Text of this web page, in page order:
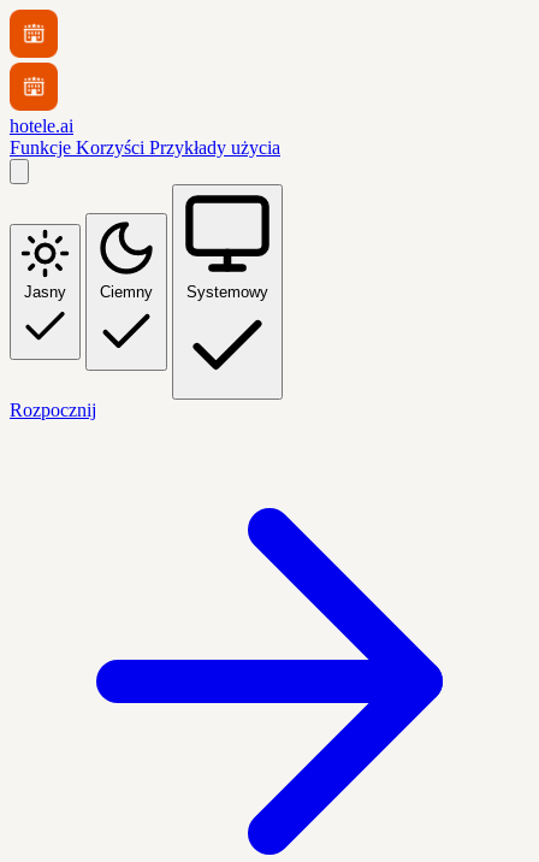
hotele.ai
Funkcje Korzyści Przykłady użycia
Jasny Ciemny Systemowy
Rozpocznij